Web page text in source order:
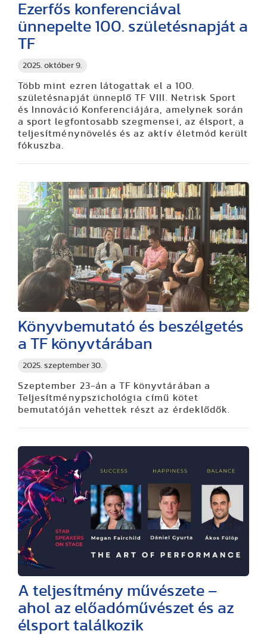
2025. október 9.
Ezerfős konferenciával
ünnepelte 100. születésnapját a
TF
Több mint ezren látogattak el a 100.
születésnapját ünneplő TF VIII. Netrisk Sport
és Innováció Konferenciájára, amelynek során
a sport legfontosabb szegmensei, az élsport, a
teljesítménynövelés és az aktív életmód került
fókuszba.
2025. szeptember 30.
Könyvbemutató és beszélgetés
a TF könyvtárában
Szeptember 23-án a TF könyvtárában a
Teljesítménypszichológia című kötet
bemutatóján vehettek részt az érdeklődők.
A teljesítmény művészete –
ahol az előadóművészet és az
élsport találkozik